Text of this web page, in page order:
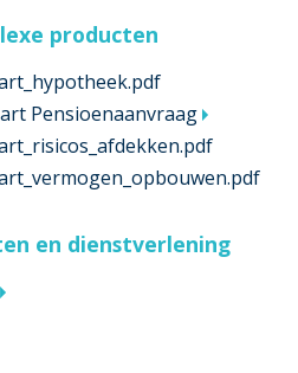
producten
Pensioenaanvraag
en dienstverlening